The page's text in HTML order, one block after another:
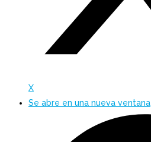
X
Se abre en una nueva ventana